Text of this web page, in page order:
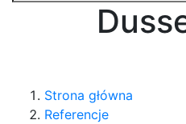
Strona główna
Referencje